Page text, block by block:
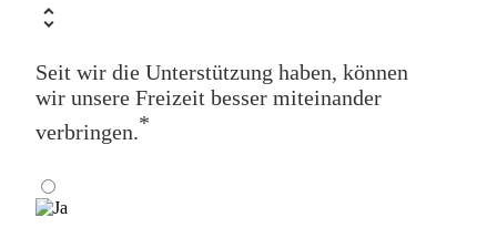
Seit wir die Unterstützung haben, können
wir unsere Freizeit besser miteinander
verbringen.*